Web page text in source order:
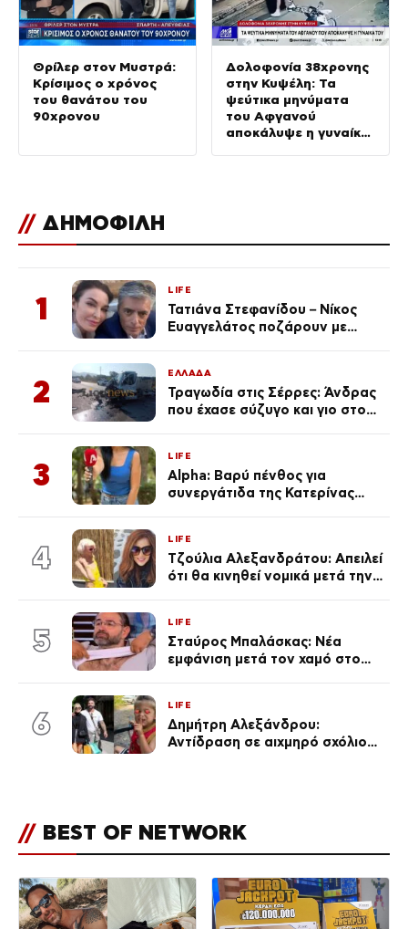
Θρίλερ στον Μυστρά:
Κρίσιμος ο χρόνος
του θανάτου του
90χρονου
Δολοφονία 38χρονης
στην Κυψέλη: Τα
ψεύτικα μηνύματα
του Αφγανού
αποκάλυψε η γυναίκα
// ΔΗΜΟΦΙΛΗ
1
LIFE
Τατιάνα Στεφανίδου – Νίκος
Ευαγγελάτος ποζάρουν με
2
ΕΛΛΑΔΑ
Τραγωδία στις Σέρρες: Άνδρας
που έχασε σύζυγο και γιο στο
3
LIFE
Alpha: Βαρύ πένθος για
συνεργάτιδα της Κατερίνας
του Θεού»
4
LIFE
Τζούλια Αλεξανδράτου: Απειλεί
ότι θα κινηθεί νομικά μετά την
5
LIFE
Σταύρος Μπαλάσκας: Νέα
εμφάνιση μετά τον χαμό στο
6
LIFE
Δημήτρη Αλεξάνδρου:
Αντίδραση σε αιχμηρό σχόλιο
// BEST OF NETWORK